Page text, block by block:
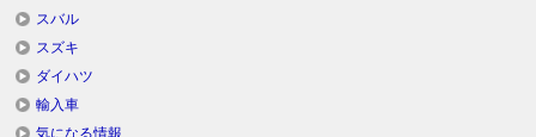
スバル
スズキ
ダイハツ
輸入車
気になる情報